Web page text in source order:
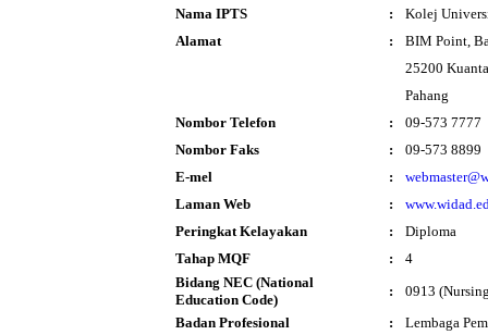
Nama IPTS
:
Kolej
Alamat
:
BIM Point,
25200
Pahang
Nombor Telefon
:
09-573 7777
Nombor Faks
:
09-573 8899
E-mel
:
Laman Web
:
Peringkat Kelayakan
:
Diploma
Tahap MQF
:
4
Bidang NEC (National
Education Code)
:
0913
Badan Profesional
:
Lembaga